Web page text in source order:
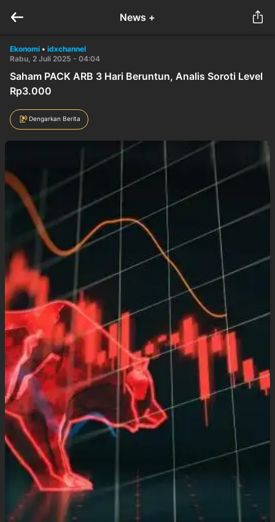
News +
Ekonomi • idxchannel
Rabu, 2 Juli 2025 - 04:04
Saham PACK ARB 3 Hari Beruntun, Analis Soroti Level
Rp3.000
Dengarkan Berita